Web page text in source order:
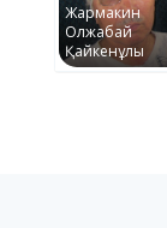
Жармакин
Олжабай
Қайкенұлы